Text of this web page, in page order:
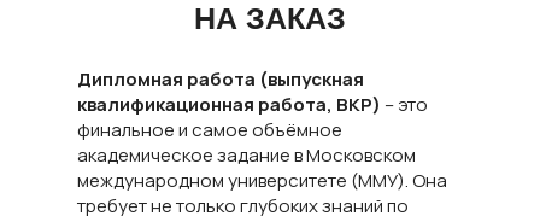
НА ЗАКАЗ
Дипломная работа (выпускная
квалификационная работа, ВКР) – это
финальное и самое объёмное
академическое задание в Московском
международном университете (ММУ). Она
требует не только глубоких знаний по